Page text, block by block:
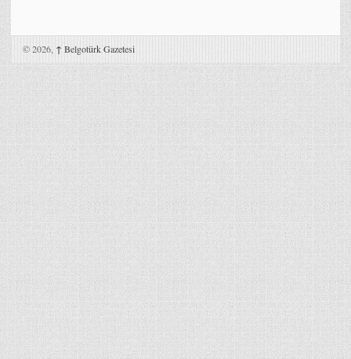
© 2026, ↑ Belgotürk Gazetesi